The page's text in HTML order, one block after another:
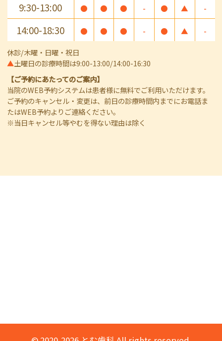
9:30-13:00 ● ● ● - ● ▲ -
14:00-18:30 ● ● ● - ● ▲ -
休診/木曜・日曜・祝日
▲土曜日の診療時間は9:00-13:00/14:00-16:30
【ご予約にあたってのご案内】
当院のWEB予約システムは患者様に無料でご利用いただけます。
ご予約のキャンセル・変更は、前日の診療時間内までにお電話ま
たはWEB予約よりご連絡ください。
※当日キャンセル等やむを得ない理由は除く